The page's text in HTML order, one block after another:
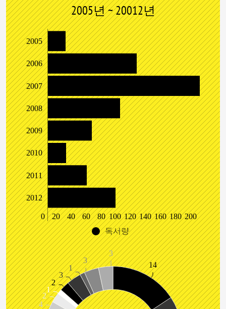
2005년 ~ 20012년
2005
2006
2007
2008
2009
2010
2011
2012
0 20 40 60 80 100 120 140 160 180 200
독서량
14
4
2
1
2
3
1
3
3